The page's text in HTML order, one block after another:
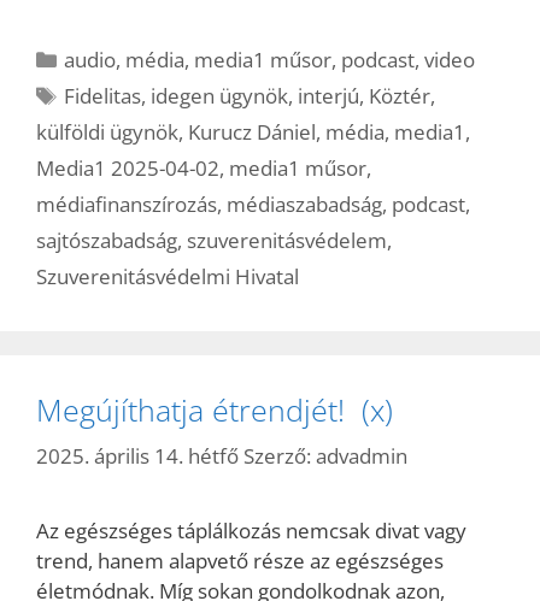
Kategória
audio, média, media1 műsor, podcast,video
Címkék
Fidelitas, idegen ügynök, interjú, Köztér,
külföldi ügynök, Kurucz Dániel, média, media1 ,
Media1 2025-04-02, media1 műsor,
médiafinanszírozás, médiaszabadság, podcast,
sajtószabadság, szuverenitásvédelem,
Szuverenitásvédelmi Hivatal
Megújíthatja étrendjét! (x)
2025. április 14. hétfő Szerző: advadmin
Az egészséges táplálkozás nemcsak divat vagy
trend, hanem alapvető része az egészséges
életmódnak. Míg sokan gondolkodnak azon,